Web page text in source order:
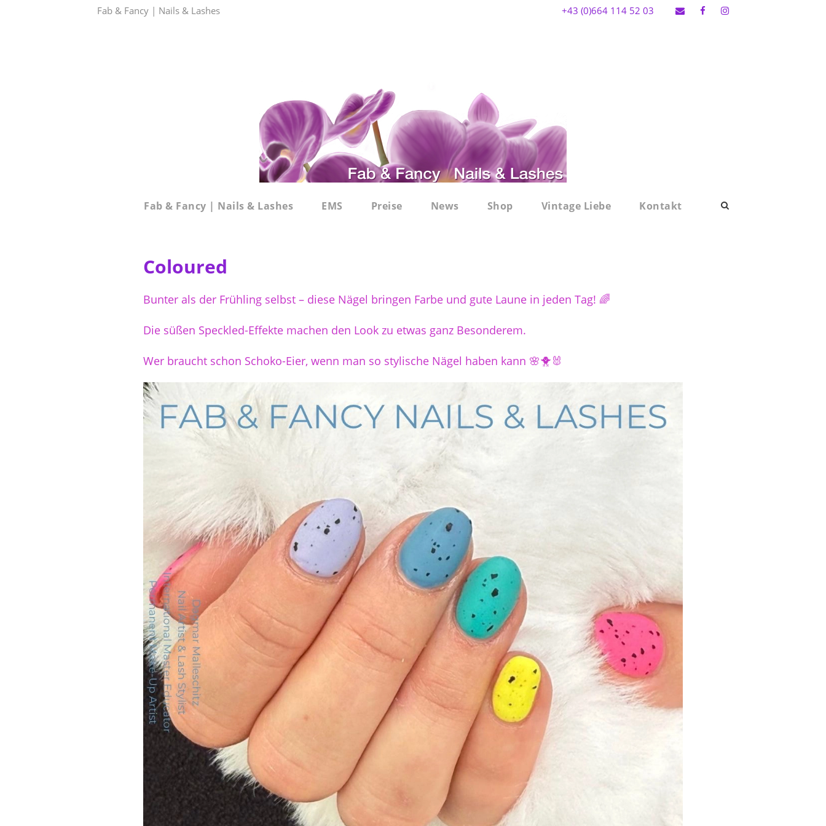
Fab & Fancy | Nails & Lashes +43 (0)664 114 52 03
Fab & Fancy | Nails & Lashes EMS Preise News Shop Vintage Liebe Kontakt
Coloured
Bunter als der Frühling selbst – diese Nägel bringen Farbe und gute Laune in jeden Tag! 🌈
Die süßen Speckled-Effekte machen den Look zu etwas ganz Besonderem.
Wer braucht schon Schoko-Eier, wenn man so stylische Nägel haben kann 🌸🐥🐰